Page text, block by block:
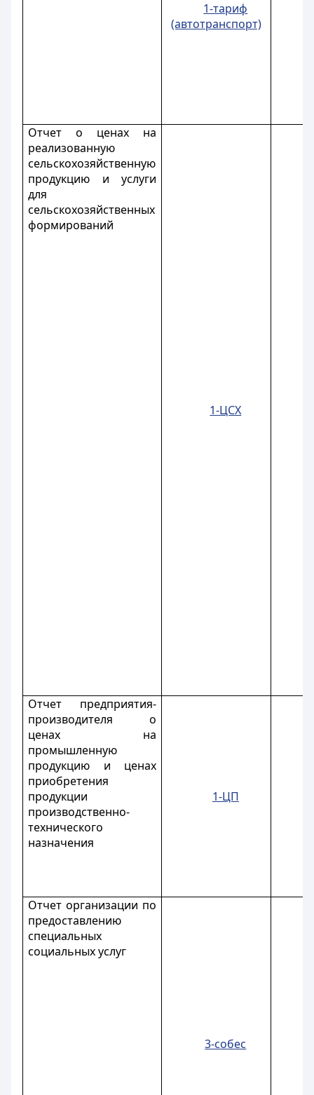
1-тариф
(автотранспорт)
Отчет о ценах на
реализованную
сельскохозяйственную
продукцию и услуги
для
сельскохозяйственных
формирований
1-ЦСХ
Отчет предприятия-
производителя о
ценах на
промышленную
продукцию и ценах
приобретения
продукции
производственно-
технического
назначения
1-ЦП
Отчет организации по
предоставлению
специальных
социальных услуг
3-собес